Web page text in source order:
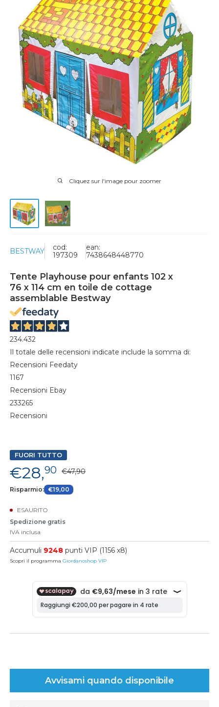
Cliquez sur l'image pour zoomer
BESTWAY
cod:
197309
ean:
7438648448770
Tente Playhouse pour enfants 102 x
76 x 114 cm en toile de cottage
assemblable Bestway
234.432
Il totale delle recensioni indicate include la somma di:
Recensioni Feedaty
1167
Recensioni Ebay
233265
Recensioni
FUORI TUTTO
€28,90 €47,90
Risparmio: €19,00
ESAURITO
Spedizione gratis
IVA inclusa
Accumuli 9248 punti VIP (1156 x8)
Scopri il programma Giordanoshop VIP
Avvisami quando disponibile